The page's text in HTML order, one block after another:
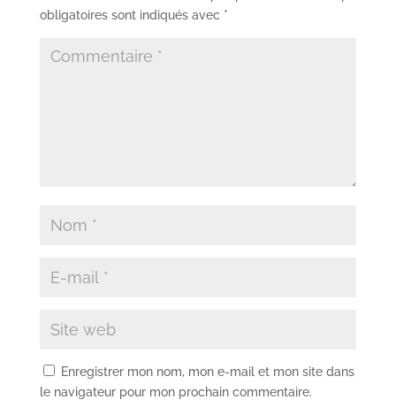
obligatoires sont indiqués avec *
Enregistrer mon nom, mon e-mail et mon site dans
le navigateur pour mon prochain commentaire.